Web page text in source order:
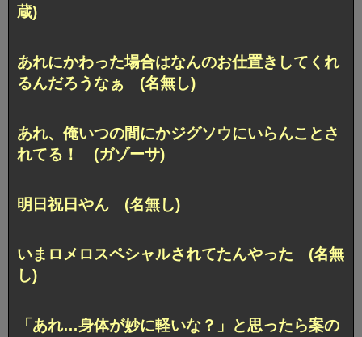
蔵)
あれにかわった場合はなんのお仕置きしてくれ
るんだろうなぁ (名無し)
あれ、俺いつの間にかジグソウにいらんことさ
れてる！ (ガゾーサ)
明日祝日やん (名無し)
いまロメロスペシャルされてたんやった (名無
し)
「あれ…身体が妙に軽いな？」と思ったら案の